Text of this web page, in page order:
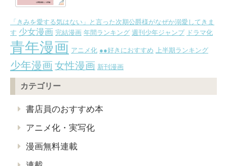
「きみを愛する気はない」と言った次期公爵様がなぜか溺愛してきま
す 少女漫画 完結漫画 年間ランキング 週刊少年ジャンプ ドラマ化
青年漫画 アニメ化 ●●好きにおすすめ 上半期ランキング
少年漫画 女性漫画 新刊漫画
カテゴリー
書店員のおすすめ本
アニメ化・実写化
漫画無料連載